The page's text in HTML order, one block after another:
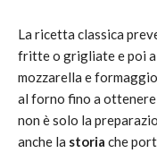
La ricetta classica
fritte o grigliate e poi
mozzarella e
al forno fino a
non è solo la
anche la storia che